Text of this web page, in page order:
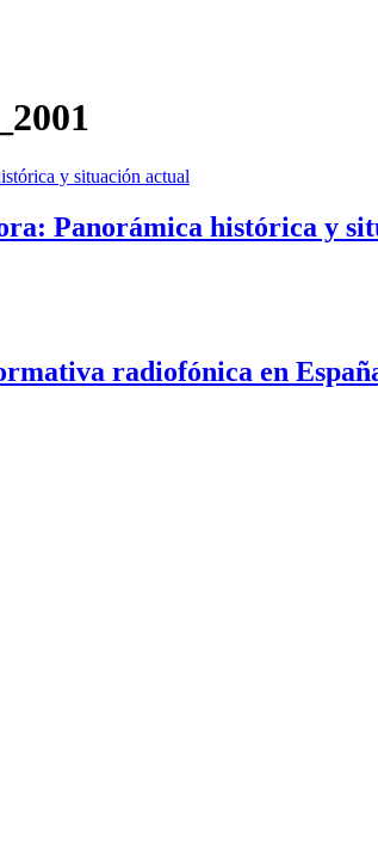
Panorámica histórica y
radiofónica en